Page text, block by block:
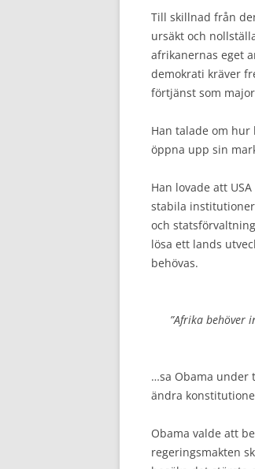
Till skillnad från
ursäkt och
afrikanernas eget
demokrati kräver
förtjänst som
Han talade om hur
öppna upp sin
Han lovade att
stabila
och
lösa ett lands
behövas.
”Afrika behöver
…sa Obama under
ändra
Obama valde att
regeringsmakten